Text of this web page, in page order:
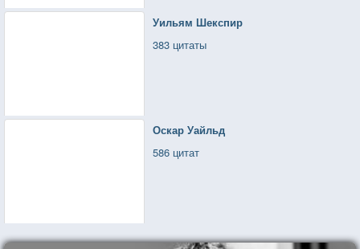
Уильям Шекспир
383 цитаты
Оскар Уайльд
586 цитат